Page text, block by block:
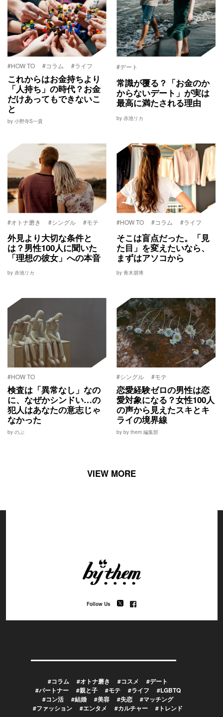
#HOW TO #コラム #ライフ
これからはお金持ちより
「人持ち」の時代？お金
だけあってもできないこ
と
by 小野寺S一貴
#デート
常識が覆る？「お金のか
からないデート」が実は
最高に満たされる理由
by 赤池リカ
#オトナ磨き #シングル #モテ
外見より大切な条件と
は？男性100人に聞いた
「理想の彼女」への本音
by 赤池リカ
#HOW TO #コラム #ライフ
そこは盲点だった。「見
た目」を変えたいなら、
まずはアソコから
by 青木朋博
#HOW TO
検査は「異常なし」なの
に、なぜかシンドい…の
犯人はあなたの意志じゃ
なかった
by のぶ
#シングル #モテ
恋愛経験ゼロの男性は恋
愛対象になる？女性100人
の声から見えたスキとキ
ライの境界線
by by them 編集部
VIEW MORE
Follow Us
#コラム #オトナ磨き #コスメ
#デート
#パートナー
#親と子 #モテ #ライフ
#LGBTQ
#コン活
#結婚 #美容 #失恋
#マッチング
#ファッション
#エンタメ #カルチャー #トレンド